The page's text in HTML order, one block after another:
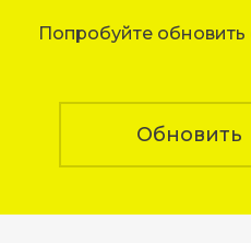
Попробуйте обновить
Обновить